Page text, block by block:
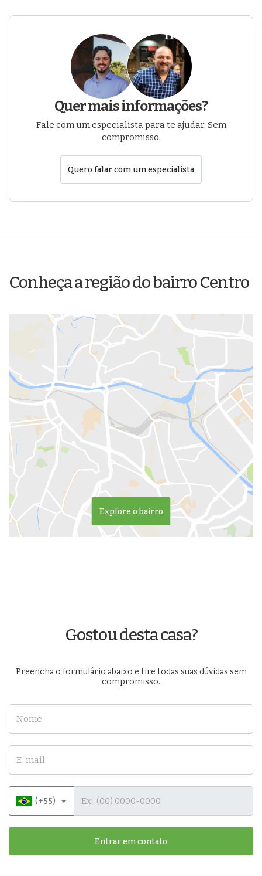
Quer mais informações?
Fale com um especialista para te ajudar. Sem
compromisso.
Quero falar com um especialista
Conheça a região do bairro Centro
Explore o bairro
Gostou desta casa?
Preencha o formulário abaixo e tire todas suas dúvidas sem
compromisso.
(+55)
Entrar em contato